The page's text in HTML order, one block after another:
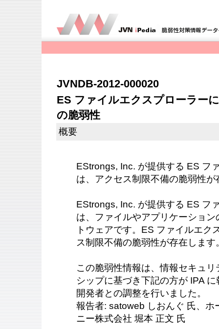
JVNDB-2012-000020
ES ファイルエクスプローラー
の脆弱性
概要
EStrongs, Inc. が提供する ES フ
は、アクセス制限不備の脆弱性が
EStrongs, Inc. が提供する ES フ
は、ファイルやアプリケーショ
トウェアです。ES ファイルエク
ス制限不備の脆弱性が存在します
この脆弱性情報は、情報セキュ
シップに基づき下記の方が IPA
開発者との調整を行いました。
報告者: satoweb しおんぐ 氏、ホ
ニー株式会社 堀本 正文 氏